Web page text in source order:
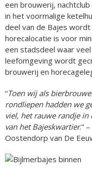
een brouwerij,
in het voormalige
deel van de Bajes
horecalocatie is voor
een stadsdeel waar
leefomgeving wordt
brouwerij en
“Toen wij als
rondliepen hadden we
viel, het rauwe randje
van het Bajeskwartier.”
Oostendorp van De